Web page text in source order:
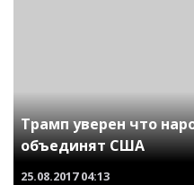
Трамп уверен что
объединят США
25.08.2017 04:13